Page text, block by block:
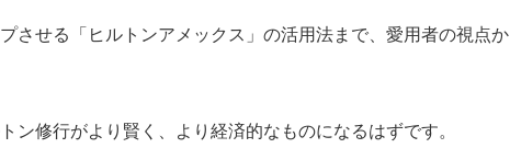
させる「ヒルトンアメックス」の活用法まで、愛用者の視点か
ン修行がより賢く、より経済的なものになるはずです。